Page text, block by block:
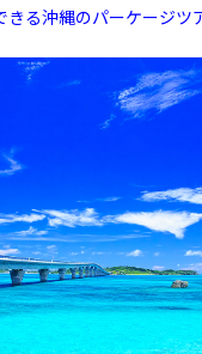
きる沖縄のパーケージツ